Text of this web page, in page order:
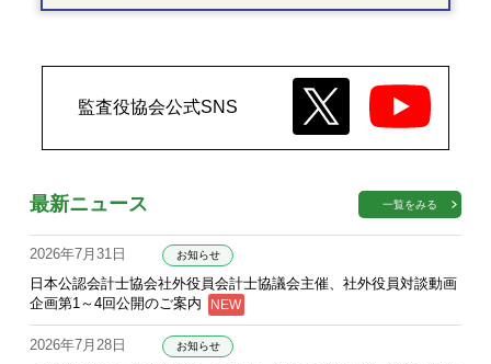
監査役協会公式SNS
最新ニュース 一覧をみる
2026年7月31日 お知らせ
日本公認会計士協会社外役員会計士協議会主催、社外役員対談動画
企画第1～4回公開のご案内
2026年7月28日 お知らせ